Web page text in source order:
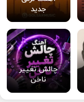
جدید
چالش تغییر
ناخن